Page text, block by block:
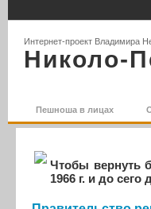
Интернет-проект Владимира
Николо-
Пешноша в лицах
Чтобы вернуть
1966 г. и до